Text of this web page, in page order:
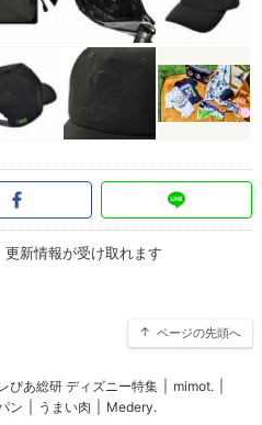
更新情報が受け取れます
ページの先頭へ
ぴあ総研 ディズニー特集 mimot.
ン うまい肉 Medery.